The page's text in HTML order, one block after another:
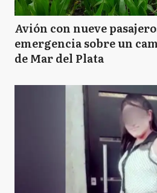
Avión con nueve
emergencia sobre un
de Mar del Plata